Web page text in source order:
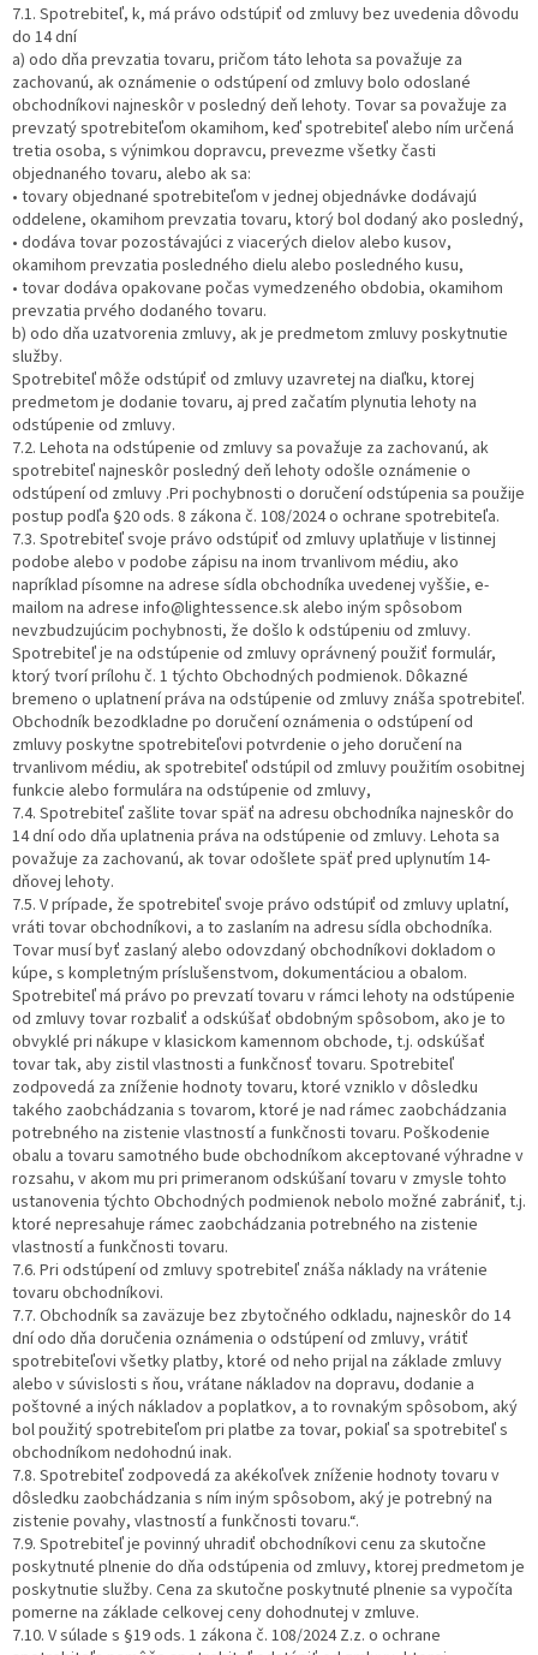
7.1. Spotrebiteľ, k, má právo odstúpiť od zmluvy bez uvedenia dôvodu
do 14 dní
a) odo dňa prevzatia tovaru, pričom táto lehota sa považuje za
zachovanú, ak oznámenie o odstúpení od zmluvy bolo odoslané
obchodníkovi najneskôr v posledný deň lehoty. Tovar sa považuje za
prevzatý spotrebiteľom okamihom, keď spotrebiteľ alebo ním určená
tretia osoba, s výnimkou dopravcu, prevezme všetky časti
objednaného tovaru, alebo ak sa:
• tovary objednané spotrebiteľom v jednej objednávke dodávajú
oddelene, okamihom prevzatia tovaru, ktorý bol dodaný ako posledný,
• dodáva tovar pozostávajúci z viacerých dielov alebo kusov,
okamihom prevzatia posledného dielu alebo posledného kusu,
• tovar dodáva opakovane počas vymedzeného obdobia, okamihom
prevzatia prvého dodaného tovaru.
b) odo dňa uzatvorenia zmluvy, ak je predmetom zmluvy poskytnutie
služby.
Spotrebiteľ môže odstúpiť od zmluvy uzavretej na diaľku, ktorej
predmetom je dodanie tovaru, aj pred začatím plynutia lehoty na
odstúpenie od zmluvy.
7.2. Lehota na odstúpenie od zmluvy sa považuje za zachovanú, ak
spotrebiteľ najneskôr posledný deň lehoty odošle oznámenie o
odstúpení od zmluvy .Pri pochybnosti o doručení odstúpenia sa použije
postup podľa §20 ods. 8 zákona č. 108/2024 o ochrane spotrebiteľa.
7.3. Spotrebiteľ svoje právo odstúpiť od zmluvy uplatňuje v listinnej
podobe alebo v podobe zápisu na inom trvanlivom médiu, ako
napríklad písomne na adrese sídla obchodníka uvedenej vyššie, e-
mailom na adrese info@lightessence.sk alebo iným spôsobom
nevzbudzujúcim pochybnosti, že došlo k odstúpeniu od zmluvy.
Spotrebiteľ je na odstúpenie od zmluvy oprávnený použiť formulár,
ktorý tvorí prílohu č. 1 týchto Obchodných podmienok. Dôkazné
bremeno o uplatnení práva na odstúpenie od zmluvy znáša spotrebiteľ.
Obchodník bezodkladne po doručení oznámenia o odstúpení od
zmluvy poskytne spotrebiteľovi potvrdenie o jeho doručení na
trvanlivom médiu, ak spotrebiteľ odstúpil od zmluvy použitím osobitnej
funkcie alebo formulára na odstúpenie od zmluvy,
7.4. Spotrebiteľ zašlite tovar späť na adresu obchodníka najneskôr do
14 dní odo dňa uplatnenia práva na odstúpenie od zmluvy. Lehota sa
považuje za zachovanú, ak tovar odošlete späť pred uplynutím 14-
dňovej lehoty.
7.5. V prípade, že spotrebiteľ svoje právo odstúpiť od zmluvy uplatní,
vráti tovar obchodníkovi, a to zaslaním na adresu sídla obchodníka.
Tovar musí byť zaslaný alebo odovzdaný obchodníkovi dokladom o
kúpe, s kompletným príslušenstvom, dokumentáciou a obalom.
Spotrebiteľ má právo po prevzatí tovaru v rámci lehoty na odstúpenie
od zmluvy tovar rozbaliť a odskúšať obdobným spôsobom, ako je to
obvyklé pri nákupe v klasickom kamennom obchode, t.j. odskúšať
tovar tak, aby zistil vlastnosti a funkčnosť tovaru. Spotrebiteľ
zodpovedá za zníženie hodnoty tovaru, ktoré vzniklo v dôsledku
takého zaobchádzania s tovarom, ktoré je nad rámec zaobchádzania
potrebného na zistenie vlastností a funkčnosti tovaru. Poškodenie
obalu a tovaru samotného bude obchodníkom akceptované výhradne v
rozsahu, v akom mu pri primeranom odskúšaní tovaru v zmysle tohto
ustanovenia týchto Obchodných podmienok nebolo možné zabrániť, t.j.
ktoré nepresahuje rámec zaobchádzania potrebného na zistenie
vlastností a funkčnosti tovaru.
7.6. Pri odstúpení od zmluvy spotrebiteľ znáša náklady na vrátenie
tovaru obchodníkovi.
7.7. Obchodník sa zaväzuje bez zbytočného odkladu, najneskôr do 14
dní odo dňa doručenia oznámenia o odstúpení od zmluvy, vrátiť
spotrebiteľovi všetky platby, ktoré od neho prijal na základe zmluvy
alebo v súvislosti s ňou, vrátane nákladov na dopravu, dodanie a
poštovné a iných nákladov a poplatkov, a to rovnakým spôsobom, aký
bol použitý spotrebiteľom pri platbe za tovar, pokiaľ sa spotrebiteľ s
obchodníkom nedohodnú inak.
7.8. Spotrebiteľ zodpovedá za akékoľvek zníženie hodnoty tovaru v
dôsledku zaobchádzania s ním iným spôsobom, aký je potrebný na
zistenie povahy, vlastností a funkčnosti tovaru.“.
7.9. Spotrebiteľ je povinný uhradiť obchodníkovi cenu za skutočne
poskytnuté plnenie do dňa odstúpenia od zmluvy, ktorej predmetom je
poskytnutie služby. Cena za skutočne poskytnuté plnenie sa vypočíta
pomerne na základe celkovej ceny dohodnutej v zmluve.
7.10. V súlade s §19 ods. 1 zákona č. 108/2024 Z.z. o ochrane